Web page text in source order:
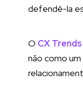
defendê-la
O CX
não como